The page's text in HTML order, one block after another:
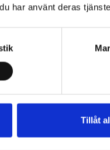
har använt deras
Tillåt